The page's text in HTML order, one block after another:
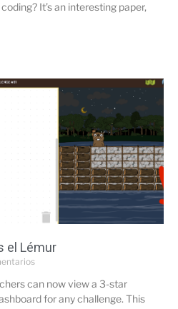
It’s an interesting paper,
el Lémur
can now view a 3-star
for any challenge. This